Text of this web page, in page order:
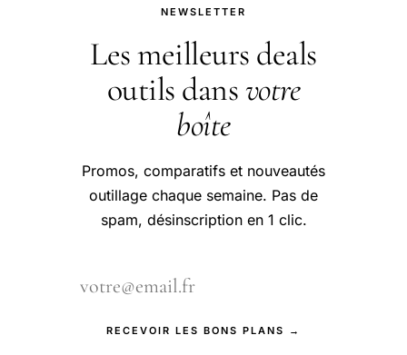
NEWSLETTER
Les meilleurs deals
outils dansvotre
boîte
Promos, comparatifs et nouveautés
outillage chaque semaine. Pas de
spam, désinscription en 1 clic.
RECEVOIR LES BONS PLANS →